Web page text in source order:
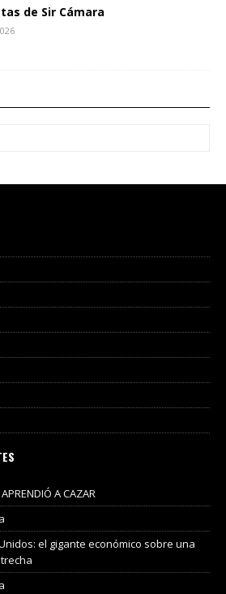
de Sir Cámara
A CAZAR
el gigante económico sobre una